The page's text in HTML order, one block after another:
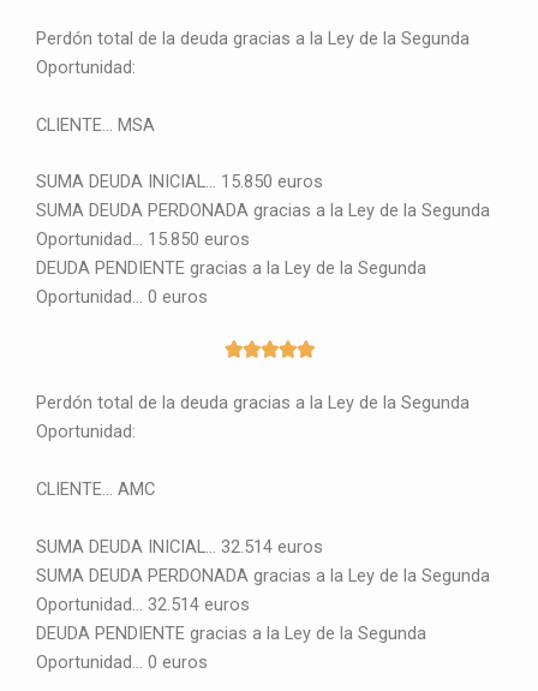
Perdón total de la deuda gracias a la Ley de la Segunda
Oportunidad:
CLIENTE… MSA
SUMA DEUDA INICIAL… 15.850 euros
SUMA DEUDA PERDONADA gracias a la Ley de la Segunda
Oportunidad… 15.850 euros
DEUDA PENDIENTE gracias a la Ley de la Segunda
Oportunidad… 0 euros
5
5
Perdón total de la deuda gracias a la Ley de la Segunda
Oportunidad:
CLIENTE… AMC
SUMA DEUDA INICIAL… 32.514 euros
SUMA DEUDA PERDONADA gracias a la Ley de la Segunda
Oportunidad… 32.514 euros
DEUDA PENDIENTE gracias a la Ley de la Segunda
Oportunidad… 0 euros